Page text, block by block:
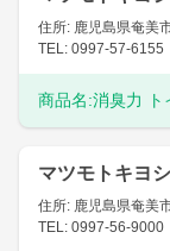
住所: 鹿児島県奄美
TEL: 0997-57-6155
商品名:消臭力 ト
マツモトキヨ
住所: 鹿児島県奄美
TEL: 0997-56-9000